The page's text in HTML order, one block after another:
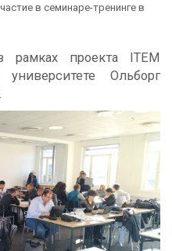
в семинаре-тренинге в
проекта ITEM
Ольборг